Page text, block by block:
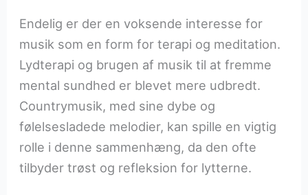
Endelig er der en voksende interesse for
musik som en form for terapi og meditation.
Lydterapi og brugen af musik til at fremme
mental sundhed er blevet mere udbredt.
Countrymusik, med sine dybe og
følelsesladede melodier, kan spille en vigtig
rolle i denne sammenhæng, da den ofte
tilbyder trøst og refleksion for lytterne.